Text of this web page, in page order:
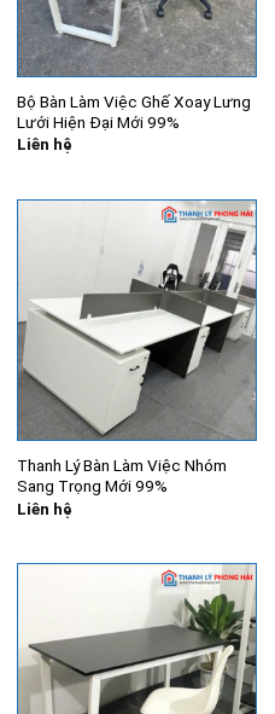
Bộ Bàn Làm Việc Ghế Xoay Lưng
Lưới Hiện Đại Mới 99%
Liên hệ
Thanh Lý Bàn Làm Việc Nhóm
Sang Trọng Mới 99%
Liên hệ